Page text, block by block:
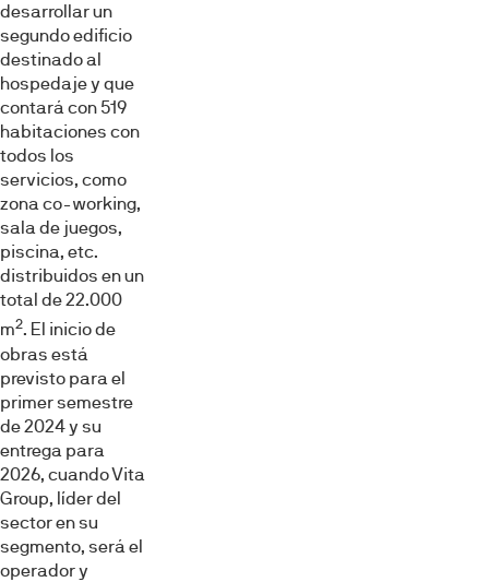
desarrollar un
segundo edificio
destinado al
hospedaje y que
contará con 519
habitaciones con
todos los
servicios, como
zona co-working,
sala de juegos,
piscina, etc.
distribuidos en un
total de 22.000
m2. El inicio de
obras está
previsto para el
primer semestre
de 2024 y su
entrega para
2026, cuando Vita
Group, líder del
sector en su
segmento, será el
operador y